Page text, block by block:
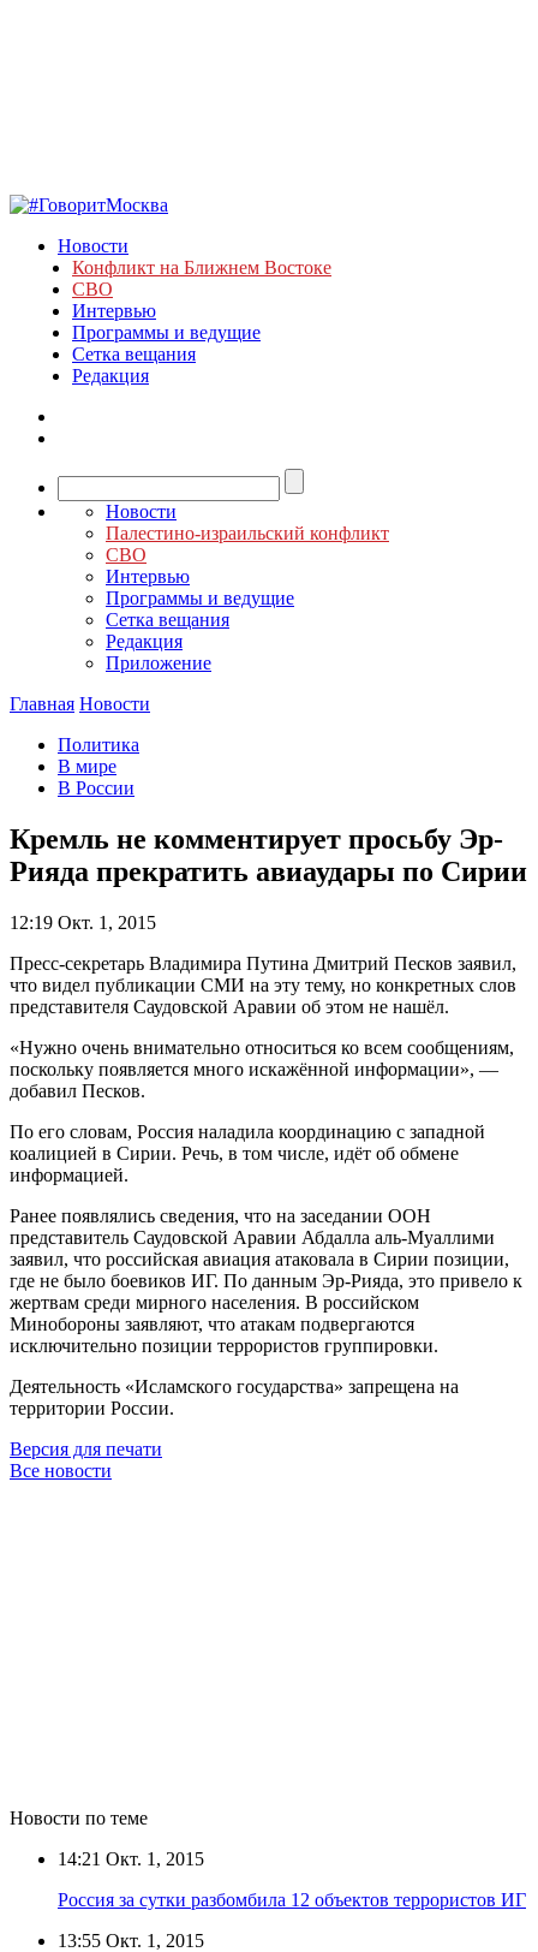
Новости
Конфликт на Ближнем Востоке
СВО
Интервью
Программы и ведущие
Сетка вещания
Редакция
Новости
Палестино-израильский конфликт
СВО
Интервью
Программы и ведущие
Сетка вещания
Редакция
Приложение
Главная Новости
Политика
В мире
В России
Кремль не комментирует просьбу Эр-
Рияда прекратить авиаудары по Сирии
12:19 Окт. 1, 2015
Пресс-секретарь Владимира Путина Дмитрий Песков заявил,
что видел публикации СМИ на эту тему, но конкретных слов
представителя Саудовской Аравии об этом не нашёл.
«Нужно очень внимательно относиться ко всем сообщениям,
поскольку появляется много искажённой информации», —
добавил Песков.
По его словам, Россия наладила координацию с западной
коалицией в Сирии. Речь, в том числе, идёт об обмене
информацией.
Ранее появлялись сведения, что на заседании ООН
представитель Саудовской Аравии Абдалла аль-Муаллими
заявил, что российская авиация атаковала в Сирии позиции,
где не было боевиков ИГ. По данным Эр-Рияда, это привело к
жертвам среди мирного населения. В российском
Минобороны заявляют, что атакам подвергаются
исключительно позиции террористов группировки.
Деятельность «Исламского государства» запрещена на
территории России.
Версия для печати
Все новости
Новости по теме
14:21 Окт. 1, 2015
Россия за сутки разбомбила 12 объектов террористов ИГ
13:55 Окт. 1, 2015